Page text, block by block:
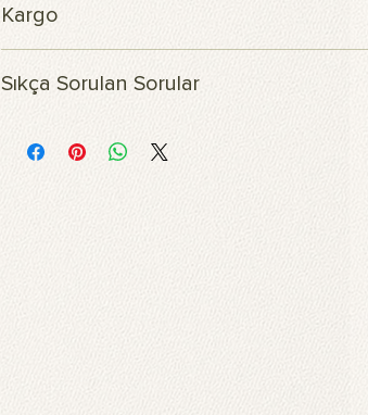
Kargo
Sıkça Sorulan Sorular
Görsellerimiz, dayanıklı ve yüksek kaliteli scuba